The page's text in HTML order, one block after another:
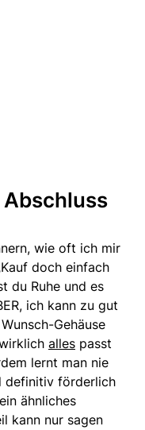
Abschluss
wie oft ich mir
doch einfach
du Ruhe und es
ich kann zu gut
Gehäuse
alles passt
lernt man nie
definitiv förderlich
ähnliches
kann nur sagen